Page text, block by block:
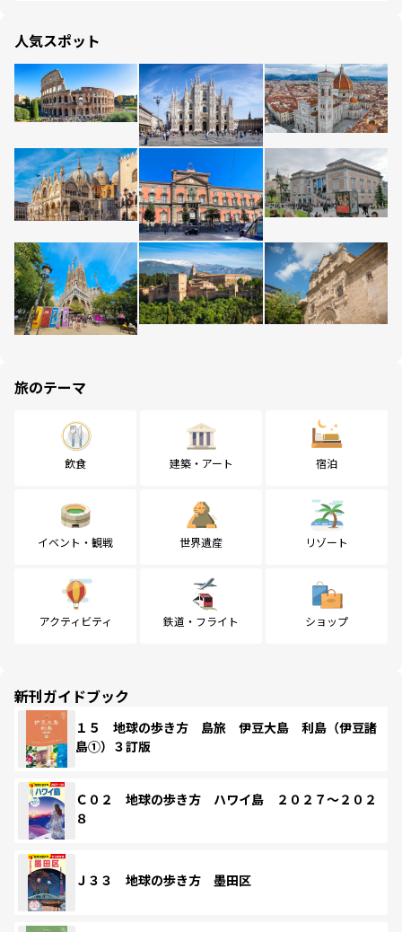
人気スポット
旅のテーマ
飲食 建築・アート 宿泊
イベント・観戦 世界遺産 リゾート
アクティビティ 鉄道・フライト ショップ
新刊ガイドブック
１５ 地球の歩き方 島旅 伊豆大島 利島（伊豆諸
島①）３訂版
Ｃ０２ 地球の歩き方 ハワイ島 ２０２７～２０２
８
Ｊ３３ 地球の歩き方 墨田区